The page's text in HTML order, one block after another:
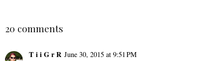
20 comments
T i i G r R June 30, 2015 at 9:51 PM